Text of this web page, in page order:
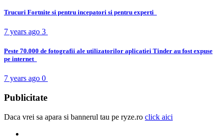
Trucuri Fortnite si pentru incepatori si pentru experti
7 years ago 3
Peste 70.000 de fotografii ale utilizatorilor aplicatiei Tinder au fost expuse
pe internet
7 years ago 0
Publicitate
Daca vrei sa apara si bannerul tau pe ryze.ro click aici